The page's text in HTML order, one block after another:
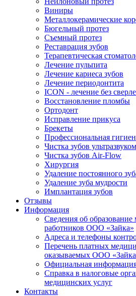
Виниры
Металлокерамические
Бюгельный протез
Съемный протез
Реставрация зубов
Терапевтическая
Лечение пульпита
Лечение кариеса зубов
Лечение периодонтита
ICON - лечение без
Восстановление пломбы
Ортодонт
Исправление прикуса
Брекеты
Профессиональная
Чистка зубов ультразвуком
Чистка зубов Air-Flow
Хирургия
Удаление постоянного
Удаление зуба мудрости
Имплантация зубов
Отзывы
Информация
Сведения об
работников ООО «Зайка»
Адреса и телефоны
Перечень платных
оказываемых ООО
Официальная
Справка в налоговые
медицинских услуг
Контакты